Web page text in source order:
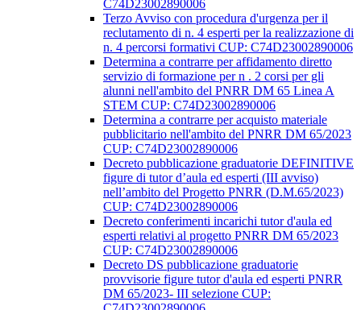
C74D23002890006
Terzo Avviso con procedura d'urgenza per il
reclutamento di n. 4 esperti per la realizzazione di
n. 4 percorsi formativi CUP: C74D23002890006
Determina a contrarre per affidamento diretto
servizio di formazione per n . 2 corsi per gli
alunni nell'ambito del PNRR DM 65 Linea A
STEM CUP: C74D23002890006
Determina a contrarre per acquisto materiale
pubblicitario nell'ambito del PNRR DM 65/2023
CUP: C74D23002890006
Decreto pubblicazione graduatorie DEFINITIVE
figure di tutor d’aula ed esperti (III avviso)
nell’ambito del Progetto PNRR (D.M.65/2023)
CUP: C74D23002890006
Decreto conferimenti incarichi tutor d'aula ed
esperti relativi al progetto PNRR DM 65/2023
CUP: C74D23002890006
Decreto DS pubblicazione graduatorie
provvisorie figure tutor d'aula ed esperti PNRR
DM 65/2023- III selezione CUP: